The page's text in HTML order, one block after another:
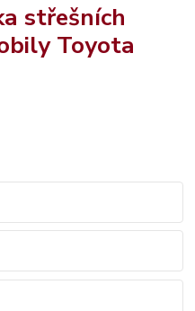
střešních
Toyota